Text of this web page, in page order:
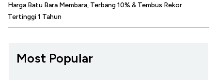
Harga Batu Bara Membara, Terbang 10% & Tembus Rekor
Tertinggi 1 Tahun
Most Popular